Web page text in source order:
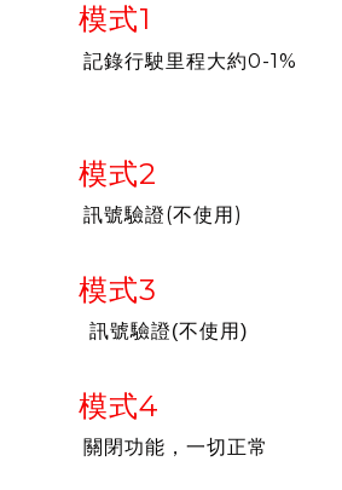
模式1
記錄行駛里程大約0-1%
模式2
訊號驗證(不使用)
模式3
訊號驗證(不使用)
模式4
關閉功能，一切正常